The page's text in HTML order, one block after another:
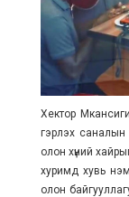
Хектор
гэрлэх
олон хүний
хуримд хувь
олон